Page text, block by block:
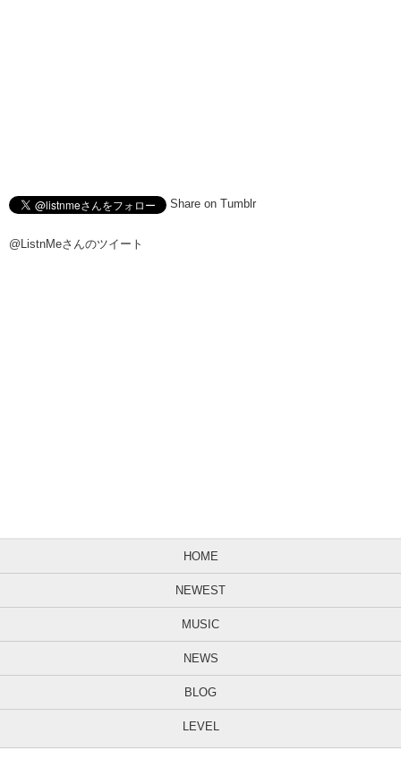
Share on Tumblr
@ListnMeさんのツイート
HOME
NEWEST
MUSIC
NEWS
BLOG
LEVEL